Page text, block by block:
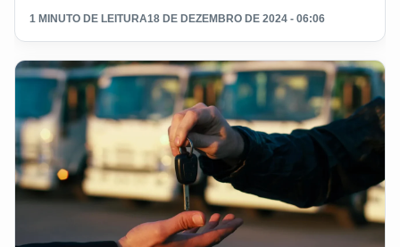
1 MINUTO DE LEITURA18 DE DEZEMBRO DE 2024 - 06:06